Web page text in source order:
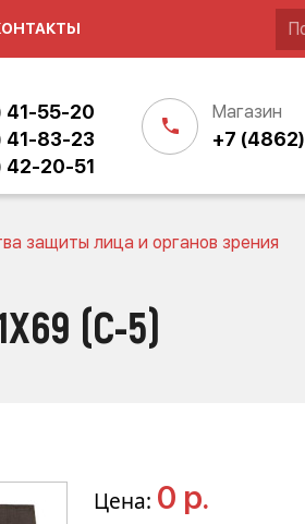
41-55-20
41-83-23
42-20-51
Магазин
+7
защиты лица и органов зрения
(C-5)
Цена: 0 р.